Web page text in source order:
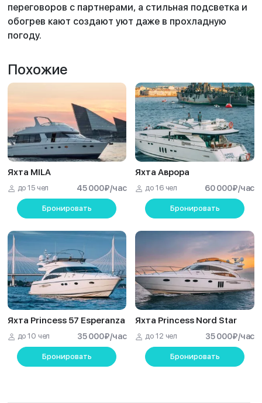
переговоров с партнерами, а стильная подсветка и
обогрев кают создают уют даже в прохладную
погоду.
Похожие
Яхта MILA
до 15 чел 45 000₽/час
Бронировать
Яхта Аврора
до 16 чел 60 000₽/час
Бронировать
Яхта Princess 57 Esperanza
до 10 чел 35 000₽/час
Бронировать
Яхта Princess Nord Star
до 12 чел 35 000₽/час
Бронировать